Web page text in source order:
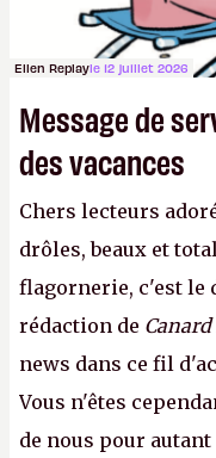
Ellen Replayle 12 juillet 2026
Message de
des vacances
Chers lecteurs
drôles, beaux et
flagornerie, c'est le
rédaction de Canard
news dans ce fil
Vous n'êtes
de nous pour